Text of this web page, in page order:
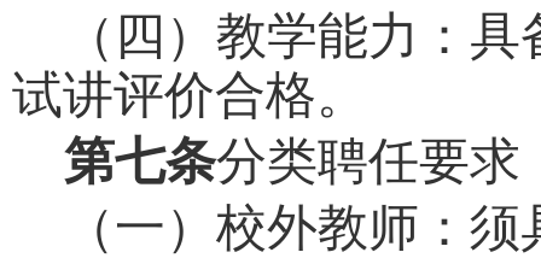
（四）教学能力：
试讲评价合格。
第七条分类聘任要求
（一）校外教师：